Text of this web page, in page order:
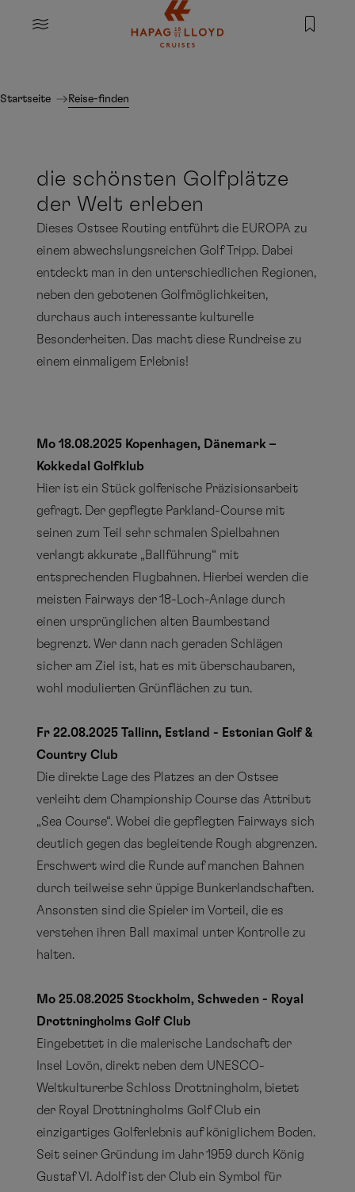
Springe zum Hauptinhalt
MENU
Startseite Reise-finden
die schönsten Golfplätze
der Welt erleben
Dieses Ostsee Routing entführt die EUROPA zu
einem abwechslungsreichen Golf Tripp. Dabei
entdeckt man in den unterschiedlichen Regionen,
neben den gebotenen Golfmöglichkeiten,
durchaus auch interessante kulturelle
Besonderheiten. Das macht diese Rundreise zu
einem einmaligem Erlebnis!
Mo 18.08.2025 Kopenhagen, Dänemark –
Kokkedal Golfklub
Hier ist ein Stück golferische Präzisionsarbeit
gefragt. Der gepflegte Parkland-Course mit
seinen zum Teil sehr schmalen Spielbahnen
verlangt akkurate „Ballführung“ mit
entsprechenden Flugbahnen. Hierbei werden die
meisten Fairways der 18-Loch-Anlage durch
einen ursprünglichen alten Baumbestand
begrenzt. Wer dann nach geraden Schlägen
sicher am Ziel ist, hat es mit überschaubaren,
wohl modulierten Grünflächen zu tun.
Fr 22.08.2025 Tallinn, Estland - Estonian Golf &
Country Club
Die direkte Lage des Platzes an der Ostsee
verleiht dem Championship Course das Attribut
„Sea Course“. Wobei die gepflegten Fairways sich
deutlich gegen das begleitende Rough abgrenzen.
Erschwert wird die Runde auf manchen Bahnen
durch teilweise sehr üppige Bunkerlandschaften.
Ansonsten sind die Spieler im Vorteil, die es
verstehen ihren Ball maximal unter Kontrolle zu
halten.
Mo 25.08.2025 Stockholm, Schweden - Royal
Drottningholms Golf Club
Eingebettet in die malerische Landschaft der
Insel Lovön, direkt neben dem UNESCO-
Weltkulturerbe Schloss Drottningholm, bietet
der Royal Drottningholms Golf Club ein
einzigartiges Golferlebnis auf königlichem Boden.
Seit seiner Gründung im Jahr 1959 durch König
Gustaf VI. Adolf ist der Club ein Symbol für